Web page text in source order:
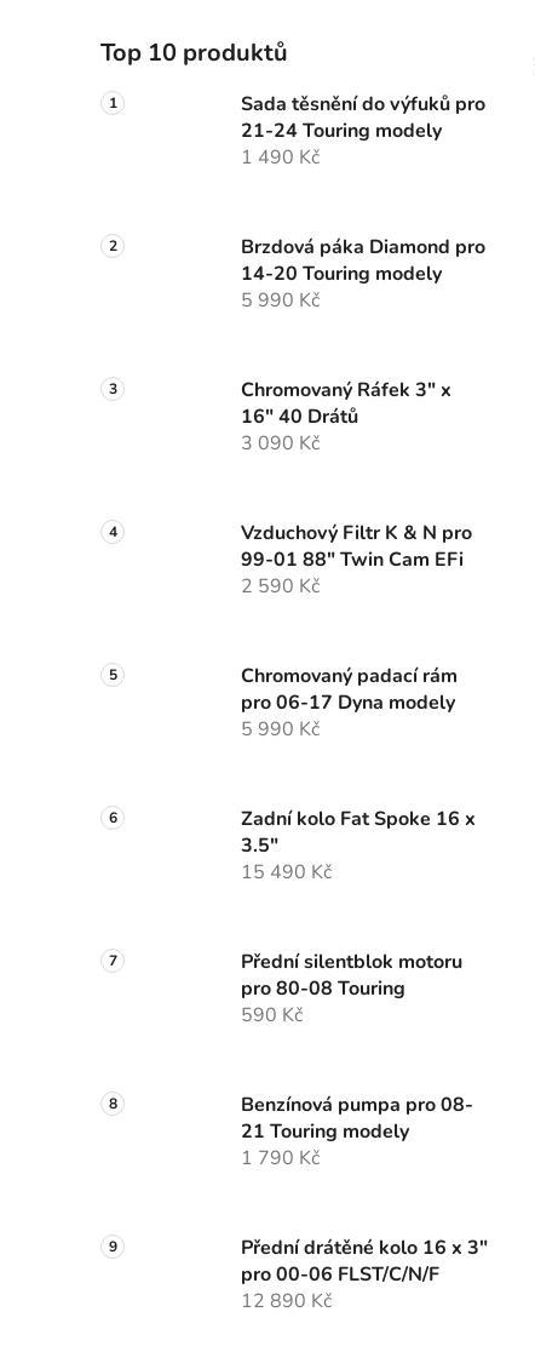
Top 10 produktů
Sada těsnění do výfuků pro
21-24 Touring modely
1 490 Kč
Brzdová páka Diamond pro
14-20 Touring modely
5 990 Kč
Chromovaný Ráfek 3" x
16" 40 Drátů
3 090 Kč
Vzduchový Filtr K & N pro
99-01 88" Twin Cam EFi
2 590 Kč
Chromovaný padací rám
pro 06-17 Dyna modely
5 990 Kč
Zadní kolo Fat Spoke 16 x
3.5"
15 490 Kč
Přední silentblok motoru
pro 80-08 Touring
590 Kč
Benzínová pumpa pro 08-
21 Touring modely
1 790 Kč
Přední drátěné kolo 16 x 3"
pro 00-06 FLST/C/N/F
12 890 Kč